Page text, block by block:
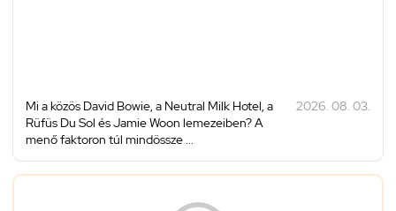
Mi a közös David Bowie, a Neutral Milk Hotel, a
Rüfüs Du Sol és Jamie Woon lemezeiben? A
menő faktoron túl mindössze ...
2026. 08. 03.